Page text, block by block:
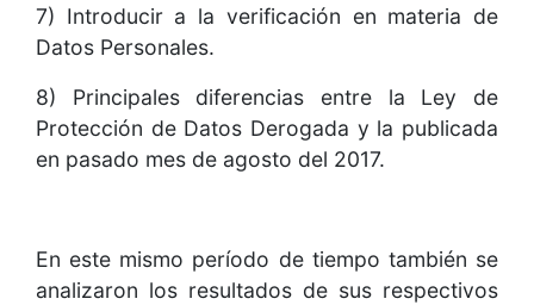
7) Introducir a la verificación en materia de
Datos Personales.
8) Principales diferencias entre la Ley de
Protección de Datos Derogada y la publicada
en pasado mes de agosto del 2017.
En este mismo período de tiempo también se
analizaron los resultados de sus respectivos